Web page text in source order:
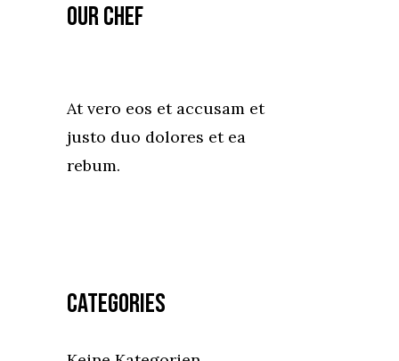
Our Chef
At vero eos et accusam et
justo duo dolores et ea
rebum.
Categories